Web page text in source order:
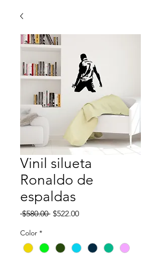
Vinil silueta
Ronaldo de
espaldas
$580.00 Precio
$522.00Precio
Color *